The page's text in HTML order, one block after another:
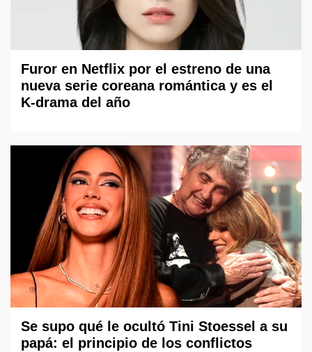
Furor en Netflix por el estreno de una
nueva serie coreana romántica y es el
K-drama del año
Se supo qué le ocultó Tini Stoessel a su
papá: el principio de los conflictos